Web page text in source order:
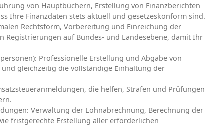
von Hauptbüchern, Erstellung von Finanzberichten
Ihre Finanzdaten stets aktuell und gesetzeskonform sind.
Rechtsform, Vorbereitung und Einreichung der
auf Bundes- und Landesebene, damit Ihr
Professionelle Erstellung und Abgabe von
gleichzeitig die vollständige Einhaltung der
die helfen, Strafen und Prüfungen
Verwaltung der Lohnabrechnung, Berechnung der
fristgerechte Erstellung aller erforderlichen